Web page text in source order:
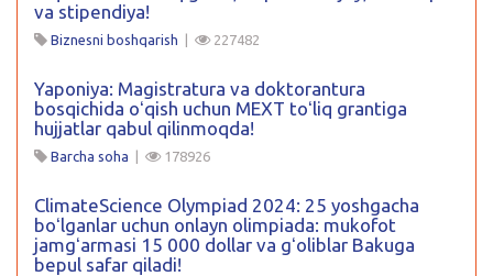
va stipendiya!
Biznesni boshqarish | 227482
Yaponiya: Magistratura va doktorantura
bosqichida oʻqish uchun MEXT toʻliq grantiga
hujjatlar qabul qilinmoqda!
Barcha soha | 178926
ClimateScience Olympiad 2024: 25 yoshgacha
boʻlganlar uchun onlayn olimpiada: mukofot
jamgʻarmasi 15 000 dollar va gʻoliblar Bakuga
bepul safar qiladi!